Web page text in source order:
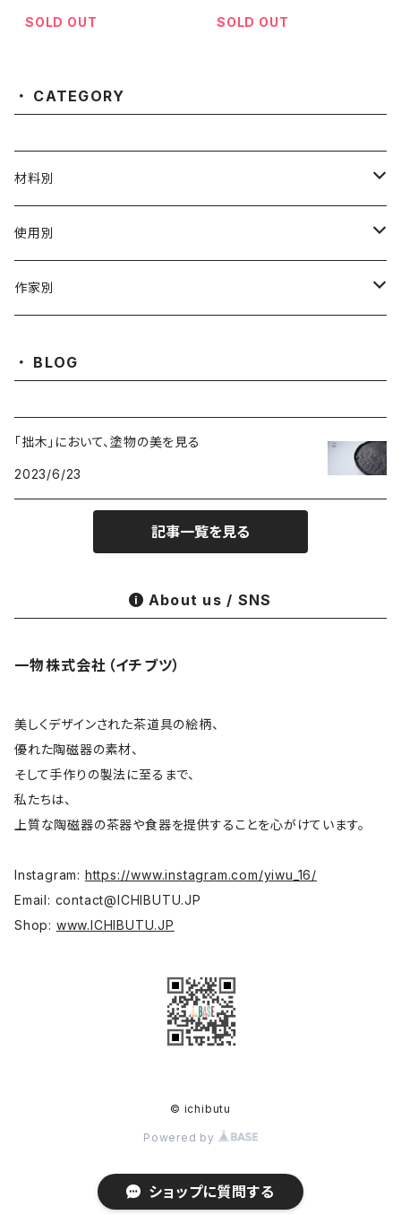
SOLD OUT
SOLD OUT
CATEGORY
材料別
陶磁器
ガラス
布・絲・植物繊維
使用別
茶壺 急须 土瓶
蓋碗
酒器
花器
皿
碗 鉢
台所
作家別
相馬佳織
姜栄華
月立窯 中尾心啓
アサ佳
色原昌希
内田好美
BLOG
「拙木」において、塗物の美を見る
2023/6/23
記事一覧を見る
About us / SNS
一物株式会社（イチブツ）
美しくデザインされた茶道具の絵柄、
優れた陶磁器の素材、
そして手作りの製法に至るまで、
私たちは、
上質な陶磁器の茶器や食器を提供することを心がけています。
Instagram: https://www.instagram.com/yiwu_16/
Email: contact@ICHIBUTU.JP
Shop: www.ICHIBUTU.JP
© ichibutu
Powered by
ショップに質問する